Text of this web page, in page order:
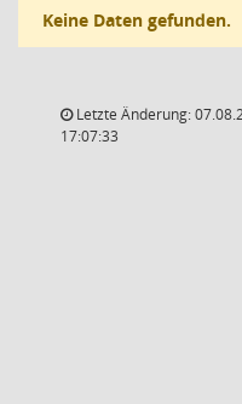
Keine Daten gefunden.
Letzte Änderung:
17:07:33